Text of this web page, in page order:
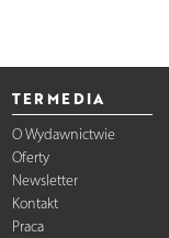
TERMEDIA
O Wydawnictwie
Oferty
Newsletter
Kontakt
Praca